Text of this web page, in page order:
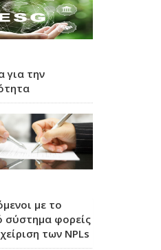
για την
με το
σύστημα φορείς
των NPLs